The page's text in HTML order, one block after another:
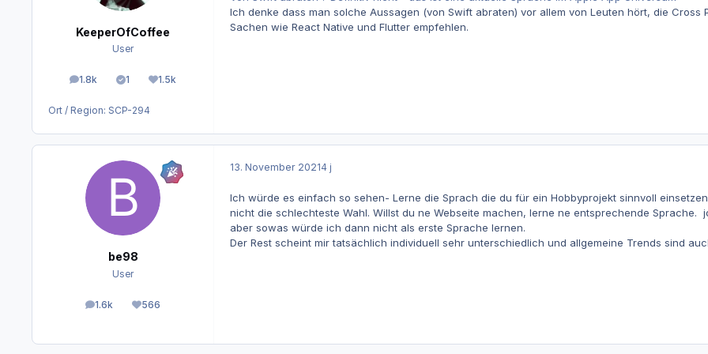
KeeperOfCoffee
User
1.8k
Beiträge 1
Lösungen1.5k
Reputation
Ort / Region: SCP-294
Ich denke dass man solche Aussagen (von Swift abraten) vor allem von Leuten hört, die
Sachen wie React Native und Flutter empfehlen.
be98
User
1.6k
Beiträge 566
Reputation
13. November 20214 j
Ich würde es einfach so sehen- Lerne die Sprach die du für ein Hobbyprojekt sinnvoll
nicht die schlechteste Wahl. Willst du ne Webseite machen, lerne ne entsprechende
aber sowas würde ich dann nicht als erste Sprache lernen.
Der Rest scheint mir tatsächlich individuell sehr unterschiedlich und allgemeine Trends sind